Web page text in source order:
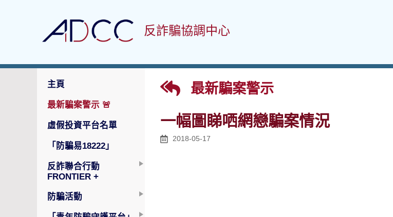
反詐騙協調中心
主頁
最新騙案警示 🚨
虛假投資平台名單
「防騙易18222」
反詐聯合行動
FRONTIER +
防騙活動
最新騙案警示
一幅圖睇哂網戀騙案情況
2018-05-17